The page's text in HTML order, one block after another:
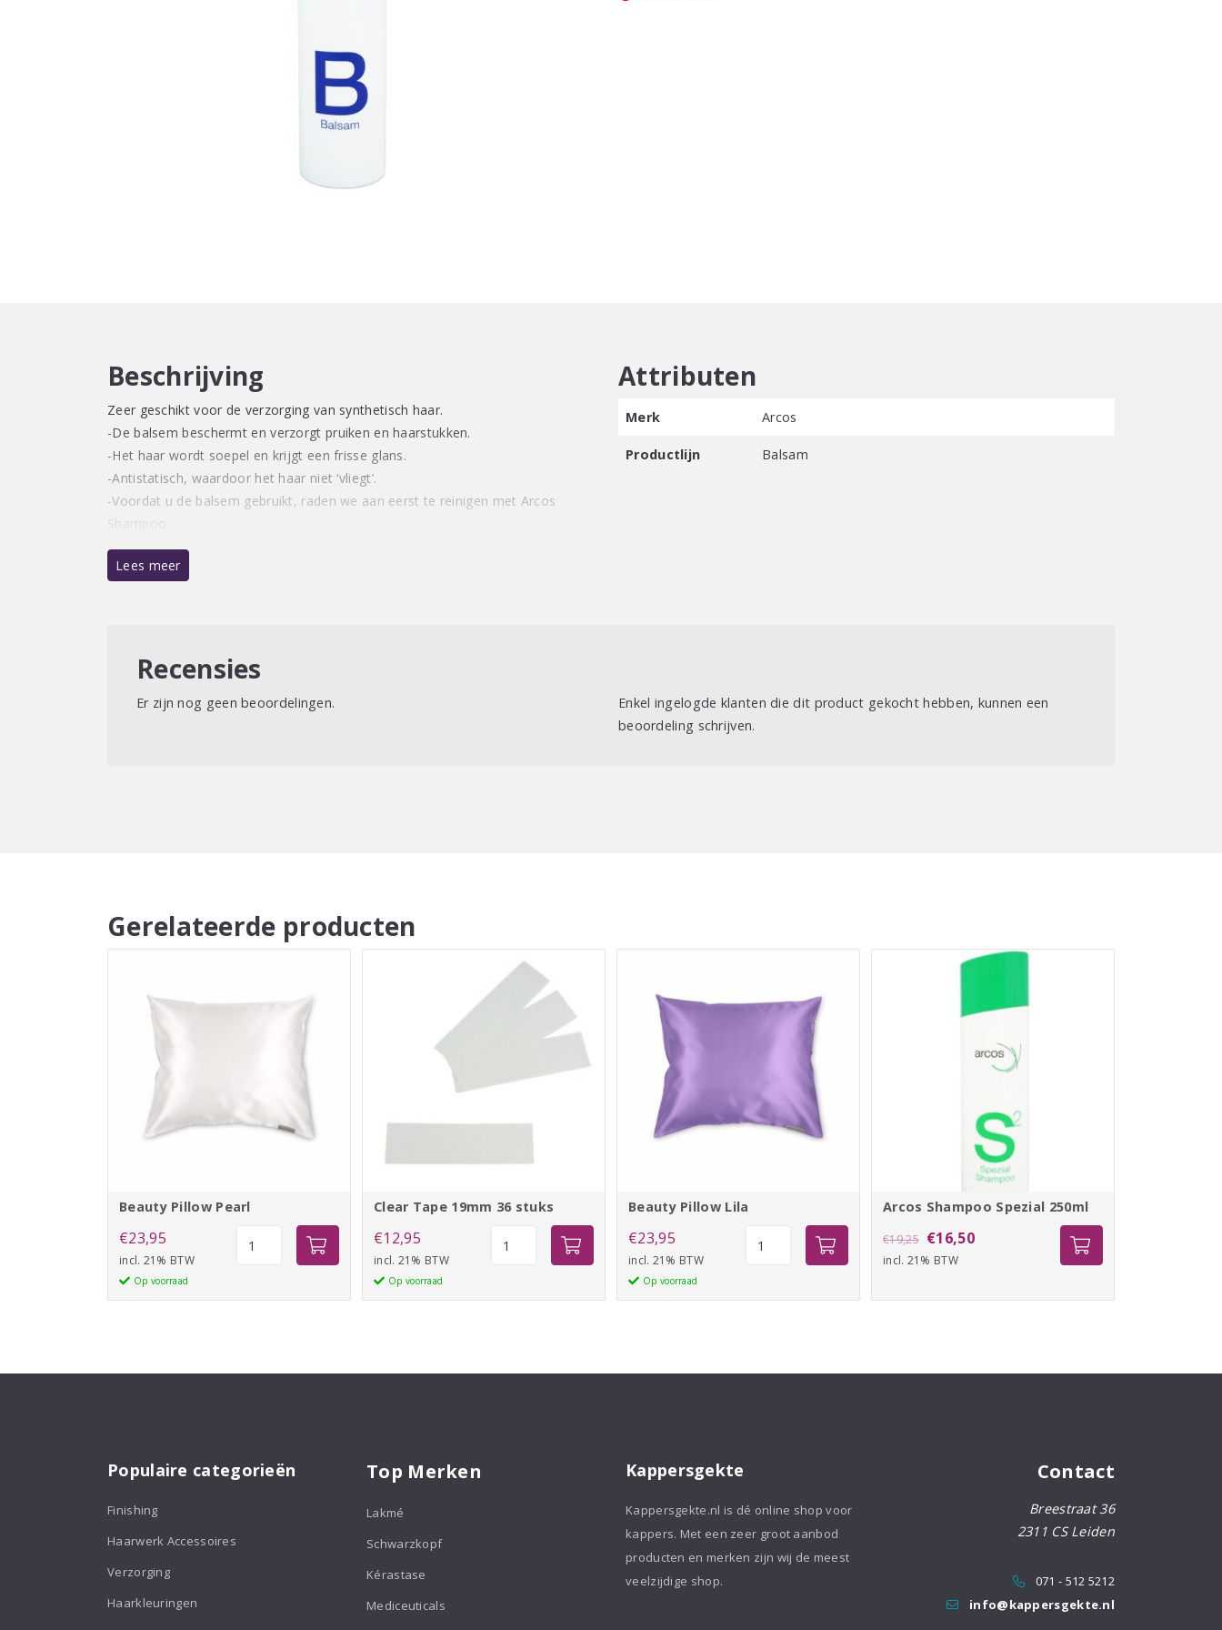
Beschrijving
Zeer geschikt voor de verzorging van synthetisch haar.
-De balsem beschermt en verzorgt pruiken en haarstukken.
-Het haar wordt soepel en krijgt een frisse glans.
-Antistatisch, waardoor het haar niet ‘vliegt’.
-Voordat u de balsem gebruikt, raden we aan eerst te reinigen met Arcos
Shampoo.
Lees meer
Attributen
Merk Arcos
Productlijn Balsam
Recensies
Er zijn nog geen beoordelingen.
Enkel ingelogde klanten die dit product gekocht hebben, kunnen een
beoordeling schrijven.
Gerelateerde producten
Beauty Pillow Pearl
€23,95
incl. 21% BTW
Op voorraad
aantal
Clear Tape 19mm 36 stuks
€12,95
incl. 21% BTW
Op voorraad
36
Beauty Pillow Lila
€23,95
incl. 21% BTW
Op voorraad
aantal
Arcos Shampoo Spezial 250ml
€19,25 Oorspronkelijke
prijs
€16,50Huidige
incl. 21% BTW
Populaire categorieën
Finishing
Haarwerk Accessoires
Verzorging
Haarkleuringen
Top Merken
Lakmé
Schwarzkopf
Kérastase
Mediceuticals
Kappersgekte
Kappersgekte.nl is dé online shop voor
kappers. Met een zeer groot aanbod
producten en merken zijn wij de meest
veelzijdige shop.
Contact
Breestraat 36
2311 CS Leiden
071 - 512 5212
info@kappersgekte.nl